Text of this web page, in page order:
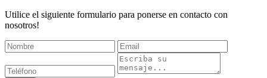
Utilice el siguiente formulario para ponerse en contacto con
nosotros!